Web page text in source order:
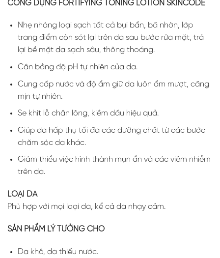
CÔNG DỤNG FORTIFYING TONING LOTION SKINCODE
Nhẹ nhàng loại sạch tất cả bụi bẩn, bã nhờn, lớp
trang điểm còn sót lại trên da sau bước rửa mặt, trả
lại bề mặt da sạch sâu, thông thoáng.
Cân bằng độ pH tự nhiên của da.
Cung cấp nước và độ ẩm giữ da luôn ẩm mượt, căng
mịn tự nhiên.
Se khít lỗ chân lông, kiềm dầu hiệu quả.
Giúp da hấp thụ tối đa các dưỡng chất từ các bước
chăm sóc da khác.
Giảm thiểu việc hình thành mụn ẩn và các viêm nhiễm
trên da.
LOẠI DA
Phù hợp với mọi loại da, kể cả da nhạy cảm.
SẢN PHẨM LÝ TƯỞNG CHO
Da khô, da thiếu nước.